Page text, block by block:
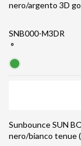
nero/argento 3D
SNB000-M3DR
°
Sunbounce SUN